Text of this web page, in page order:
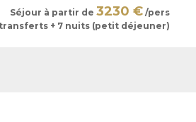
Séjour à partir de 3230 €/pers
transferts + 7 nuits (petit déjeuner)